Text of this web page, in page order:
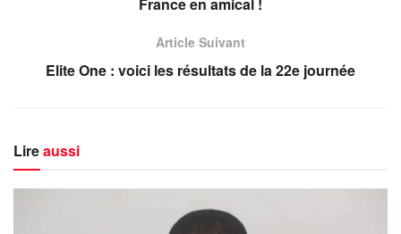
France en amical !
Article Suivant
Elite One : voici les résultats de la 22e journée
Lireaussi